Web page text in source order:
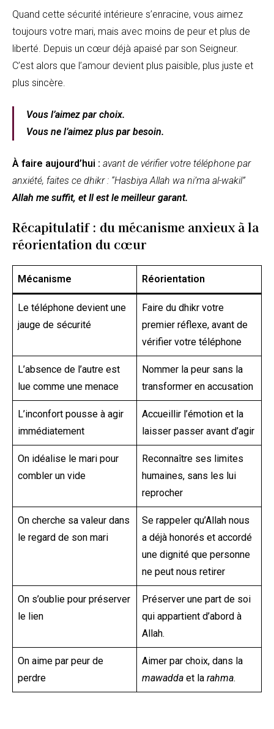
Quand cette sécurité intérieure s’enracine, vous aimez
toujours votre mari, mais avec moins de peur et plus de
liberté. Depuis un cœur déjà apaisé par son Seigneur.
C’est alors que l’amour devient plus paisible, plus juste et
plus sincère.
Vous l’aimez par choix.
Vous ne l’aimez plus par besoin.
À faire aujourd’hui : avant de vérifier votre téléphone par
anxiété, faites ce dhikr : “Hasbiya Allah wa ni’ma al-wakil”
Allah me suffit, et Il est le meilleur garant.
Récapitulatif : du mécanisme anxieux à la
réorientation du cœur
Mécanisme Réorientation
Le téléphone devient une
jauge de sécurité
Faire du dhikr votre
premier réflexe, avant de
vérifier votre téléphone
L’absence de l’autre est
lue comme une menace
Nommer la peur sans la
transformer en accusation
L’inconfort pousse à agir
immédiatement
Accueillir l’émotion et la
laisser passer avant d’agir
On idéalise le mari pour
combler un vide
Reconnaître ses limites
humaines, sans les lui
reprocher
On cherche sa valeur dans
le regard de son mari
Se rappeler qu’Allah nous
a déjà honorés et accordé
une dignité que personne
ne peut nous retirer
On s’oublie pour préserver
le lien
Préserver une part de soi
qui appartient d’abord à
Allah.
On aime par peur de
perdre
Aimer par choix, dans la
mawadda et la rahma.